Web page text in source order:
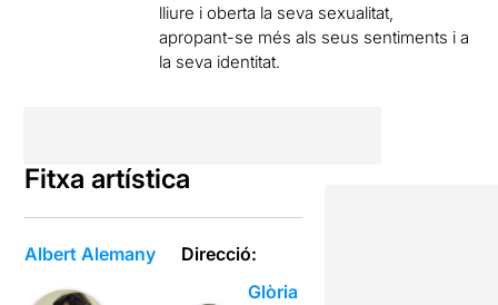
lliure i oberta la seva sexualitat,
apropant-se més als seus sentiments i a
la seva identitat.
Fitxa artística
Albert Alemany
Direcció:
Glòria